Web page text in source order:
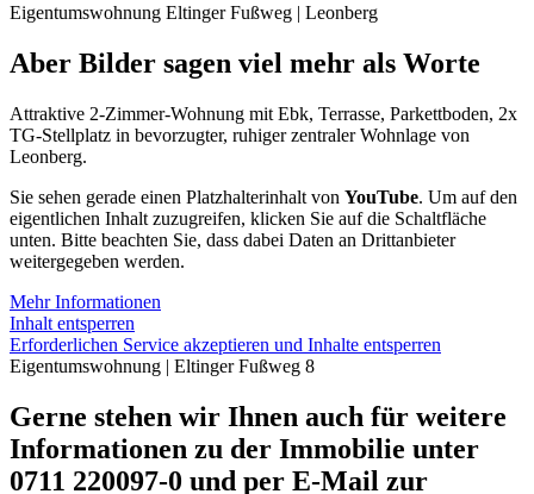
Eigentumswohnung Eltinger Fußweg | Leonberg
Aber Bilder sagen viel mehr als Worte
Attraktive 2-Zimmer-Wohnung mit Ebk, Terrasse, Parkettboden, 2x
TG-Stellplatz in bevorzugter, ruhiger zentraler Wohnlage von
Leonberg.
Sie sehen gerade einen Platzhalterinhalt von YouTube. Um auf den
eigentlichen Inhalt zuzugreifen, klicken Sie auf die Schaltfläche
unten. Bitte beachten Sie, dass dabei Daten an Drittanbieter
weitergegeben werden.
Mehr Informationen
Inhalt entsperren
Erforderlichen Service akzeptieren und Inhalte entsperren
Eigentumswohnung | Eltinger Fußweg 8
Gerne stehen wir Ihnen auch für weitere
Informationen zu der Immobilie unter
0711 220097-0 und per E-Mail zur